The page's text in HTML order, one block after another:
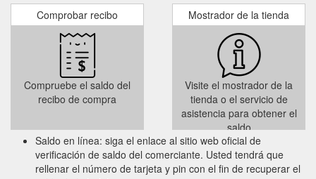
Comprobar recibo
Compruebe el saldo del
recibo de compra
Mostrador de la tienda
Visite el mostrador de la
tienda o el servicio de
asistencia para obtener el
saldo
Saldo en línea: siga el enlace al sitio web oficial de
verificación de saldo del comerciante. Usted tendrá que
rellenar el número de tarjeta y pin con el fin de recuperar el